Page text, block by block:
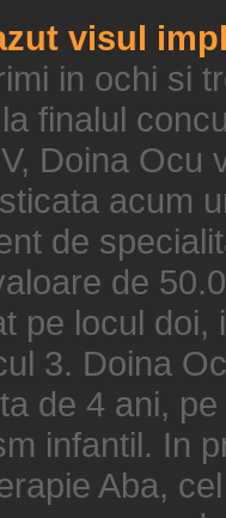
visul
in ochi si
finalul
Doina Ocu
acum
de
de
pe locul
3. Doina
de 4 ani,
infantil. In
Aba,